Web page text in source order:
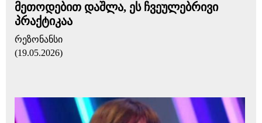
მეთოდებით დაშლა, ეს ჩვეულებრივი
პრაქტიკაა
რეზონანსი
(19.05.2026)